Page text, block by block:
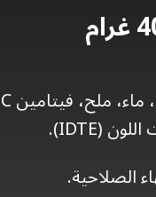
الصلاحية.